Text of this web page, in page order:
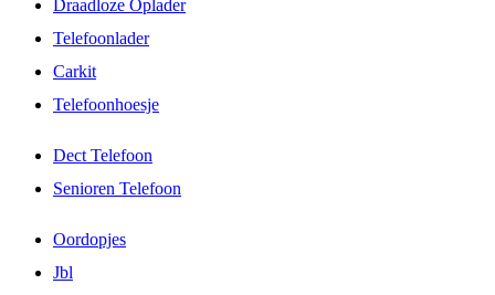
Draadloze Oplader
Telefoonlader
Carkit
Telefoonhoesje
Dect Telefoon
Senioren Telefoon
Oordopjes
Jbl